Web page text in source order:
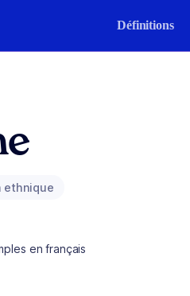
Définitions
ethnique
en français